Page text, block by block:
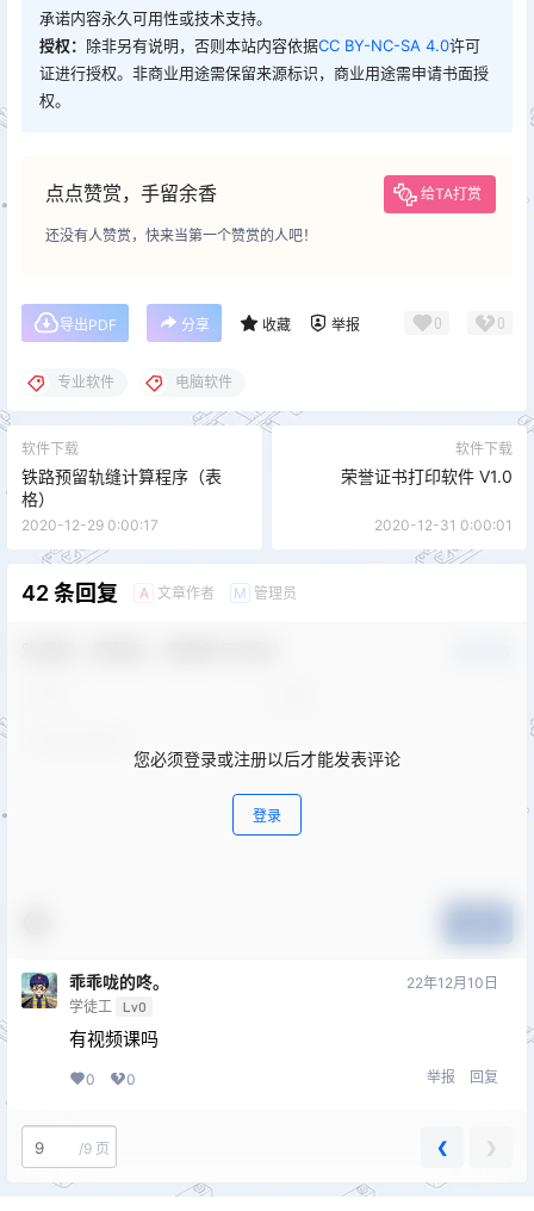
承诺内容永久可用性或技术支持。
授权： 除非另有说明，否则本站内容依据CC BY-NC-SA 4.0许可
证进行授权。非商业用途需保留来源标识，商业用途需申请书面授
权。
点点赞赏，手留余香 给TA打赏
还没有人赞赏，快来当第一个赞赏的人吧！
导出PDF 分享 收藏 举报 0 0
专业软件 电脑软件
软件下载
铁路预留轨缝计算程序（表
格）
2020-12-29 0:00:17
软件下载
荣誉证书打印软件 V1.0
2020-12-31 0:00:01
42 条回复 A 文章作者 M 管理员
您必须登录或注册以后才能发表评论
登录
乖乖咙的咚。
学徒工 Lv0
22年12月10日
有视频课吗
0 0 举报 回复
/9 页 ❮ ❯